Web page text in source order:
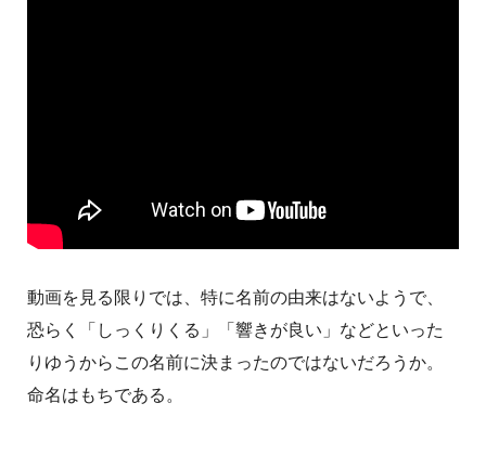
動画を見る限りでは、特に名前の由来はないようで、
恐らく「しっくりくる」「響きが良い」などといった
りゆうからこの名前に決まったのではないだろうか。
命名はもちである。